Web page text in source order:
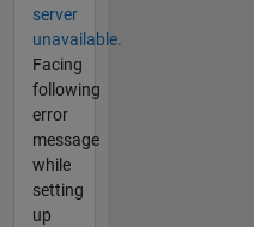
server
unavailable.
Facing
following
error
message
while
setting
up